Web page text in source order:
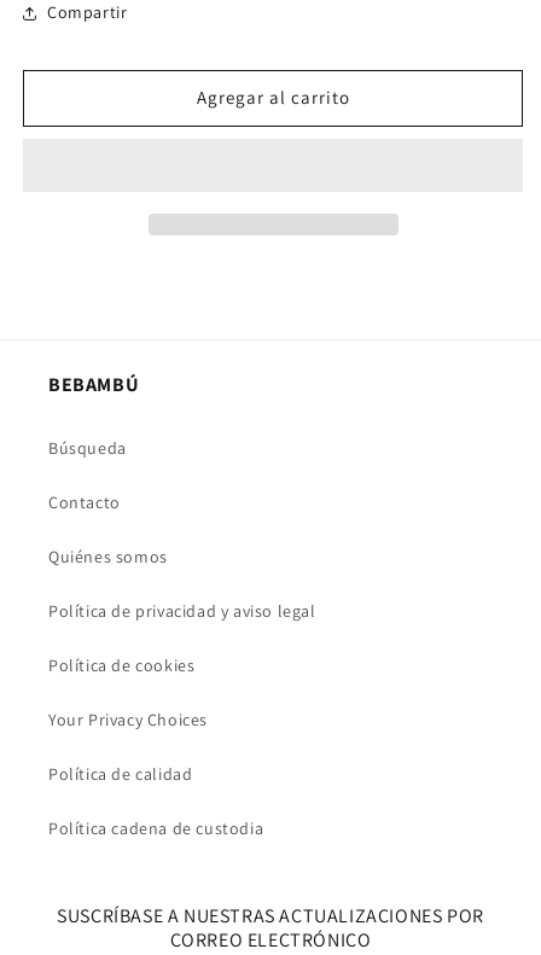
Compartir
Agregar al carrito
BEBAMBÚ
Búsqueda
Contacto
Quiénes somos
Política de privacidad y aviso legal
Política de cookies
Your Privacy Choices
Política de calidad
Política cadena de custodia
SUSCRÍBASE A NUESTRAS ACTUALIZACIONES POR
CORREO ELECTRÓNICO